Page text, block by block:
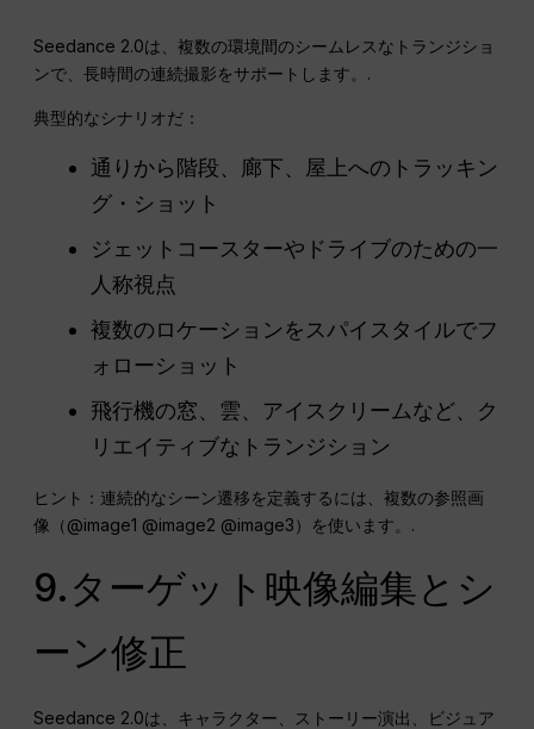
Seedance 2.0は、複数の環境間のシームレスなトランジショ
ンで、長時間の連続撮影をサポートします。.
典型的なシナリオだ：
通りから階段、廊下、屋上へのトラッキン
グ・ショット
ジェットコースターやドライブのための一
人称視点
複数のロケーションをスパイスタイルでフ
ォローショット
飛行機の窓、雲、アイスクリームなど、ク
リエイティブなトランジション
ヒント：連続的なシーン遷移を定義するには、複数の参照画
像（@image1 @image2 @image3）を使います。.
9.ターゲット映像編集とシ
ーン修正
Seedance 2.0は、キャラクター、ストーリー演出、ビジュア